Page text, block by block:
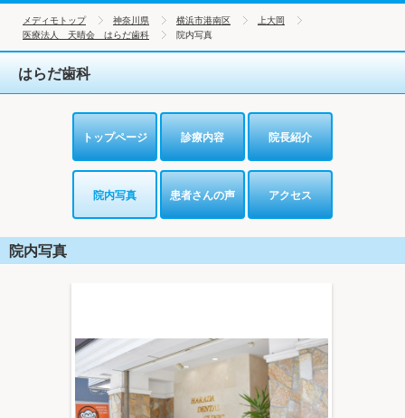
メディモトップ 神奈川県 横浜市港南区
上大岡
医療法人 天晴会 はらだ歯科
院内写真
はらだ歯科
トップページ 診療内容 院長紹介
院内写真 患者さんの声 アクセス
院内写真